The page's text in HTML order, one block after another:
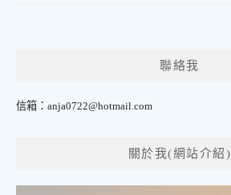
聯絡我
信箱： anja0722@hotmail.com
關於我(網站介紹)